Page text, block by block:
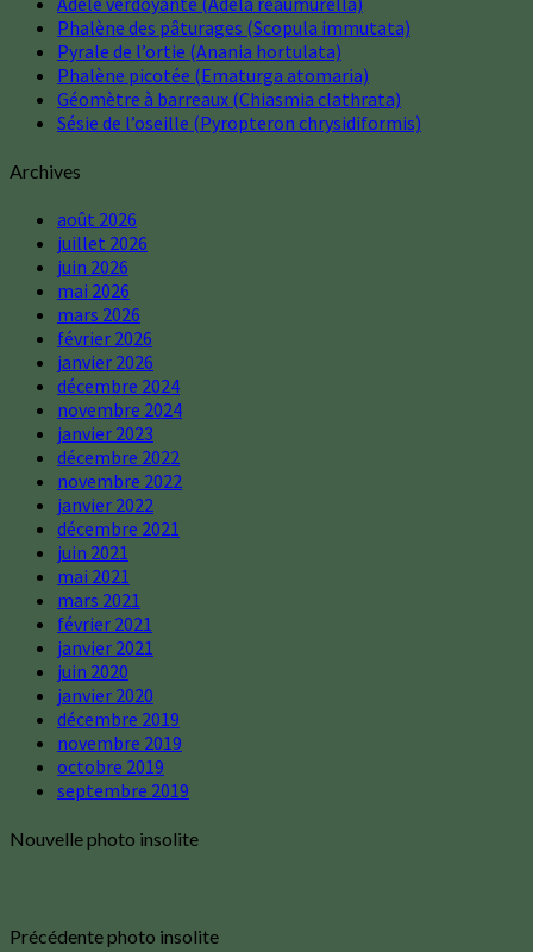
Phalène des pâturages (Scopula immutata)
Pyrale de l’ortie (Anania hortulata)
Phalène picotée (Ematurga atomaria)
Géomètre à barreaux (Chiasmia clathrata)
Sésie de l’oseille (Pyropteron chrysidiformis)
Archives
août 2026
juillet 2026
juin 2026
mai 2026
mars 2026
février 2026
janvier 2026
décembre 2024
novembre 2024
janvier 2023
décembre 2022
novembre 2022
janvier 2022
décembre 2021
juin 2021
mai 2021
mars 2021
février 2021
janvier 2021
juin 2020
janvier 2020
décembre 2019
novembre 2019
octobre 2019
septembre 2019
Nouvelle photo insolite
Précédente photo insolite